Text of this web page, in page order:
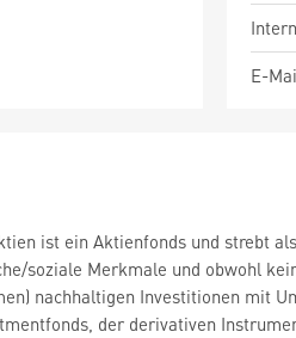
E-
ist ein Aktienfonds und strebt
soziale Merkmale und obwohl
nachhaltigen Investitionen mit
der derivativen